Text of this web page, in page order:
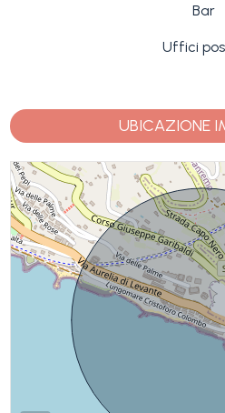
Bar
Uffici
UBICAZIONE